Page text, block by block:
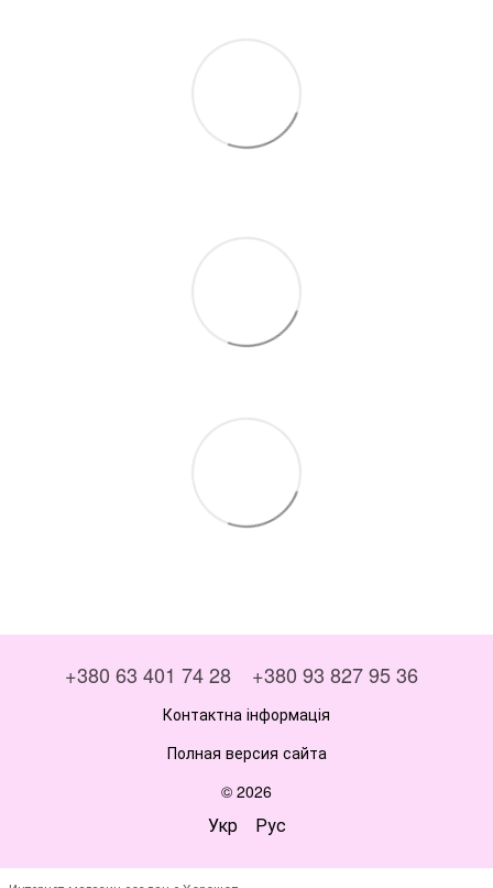
+380 63 401 74 28 +380 93 827 95 36
Контактна інформація
Полная версия сайта
© 2026
Укр Рус